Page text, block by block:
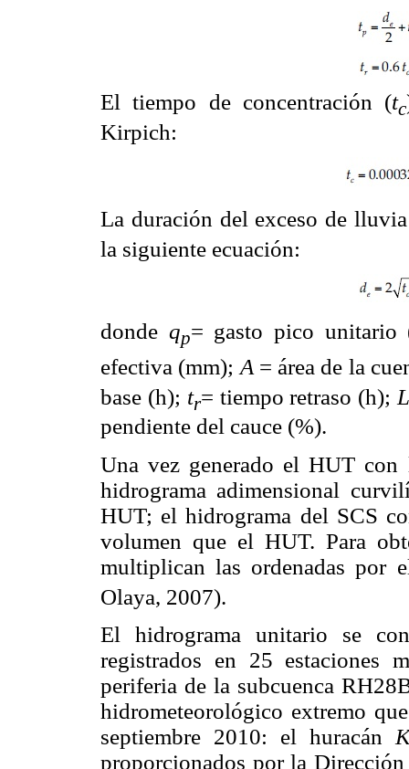
El tiempo de concentración (tc
Kirpich:
La duración del exceso de
la siguiente ecuación:
donde qp= gasto pico unitario
efectiva (mm); A = área de la
base (h); tr= tiempo retraso (h);
pendiente del cauce (%).
Una vez generado el HUT
hidrograma adimensional
HUT; el hidrograma del SCS
volumen que el HUT. Para
multiplican las ordenadas por
Olaya, 2007).
El hidrograma unitario se
registrados en 25 estaciones
periferia de la subcuenca
hidrometeorológico extremo
septiembre 2010: el huracán
proporcionados por la